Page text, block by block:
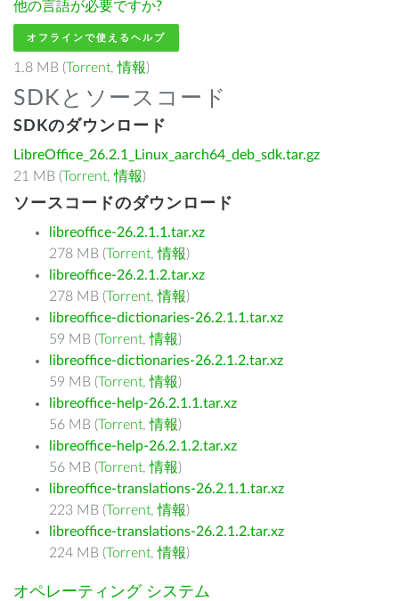
他の言語が必要ですか?
オフラインで使えるヘルプ
1.8 MB (Torrent,情報)
SDKとソースコード
SDKのダウンロード
LibreOffice_26.2.1_Linux_aarch64_deb_sdk.tar.gz
21 MB (Torrent,情報)
ソースコードのダウンロード
libreoffice-26.2.1.1.tar.xz
278 MB (Torrent,情報)
libreoffice-26.2.1.2.tar.xz
278 MB (Torrent,情報)
libreoffice-dictionaries-26.2.1.1.tar.xz
59 MB (Torrent,情報)
libreoffice-dictionaries-26.2.1.2.tar.xz
59 MB (Torrent,情報)
libreoffice-help-26.2.1.1.tar.xz
56 MB (Torrent,情報)
libreoffice-help-26.2.1.2.tar.xz
56 MB (Torrent,情報)
libreoffice-translations-26.2.1.1.tar.xz
223 MB (Torrent,情報)
libreoffice-translations-26.2.1.2.tar.xz
224 MB (Torrent,情報)
オペレーティング システム